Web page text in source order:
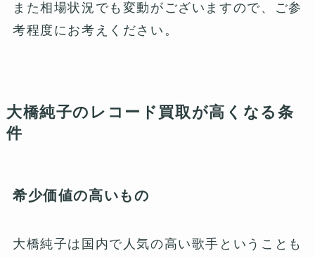
また相場状況でも変動がございますので、ご参
考程度にお考えください。
大橋純子のレコード買取が高くなる条
件
希少価値の高いもの
大橋純子は国内で人気の高い歌手ということも